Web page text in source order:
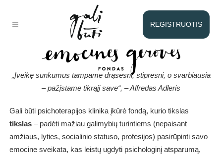
REGISTRUOTIS
„Įveikę sunkumus tampame drąsesni, stipresni, o svarbiausia
– pažįstame tikrąjį save“, – Alfredas Adleris
Gali būti psichoterapijos klinika įkūrė fondą, kurio tikslas
tikslas – padėti mažiau galimybių turintiems (nepaisant
amžiaus, lyties, socialinio statuso, profesijos) pasirūpinti savo
emocine sveikata, kas leistų ugdyti psichologinį atsparumą,